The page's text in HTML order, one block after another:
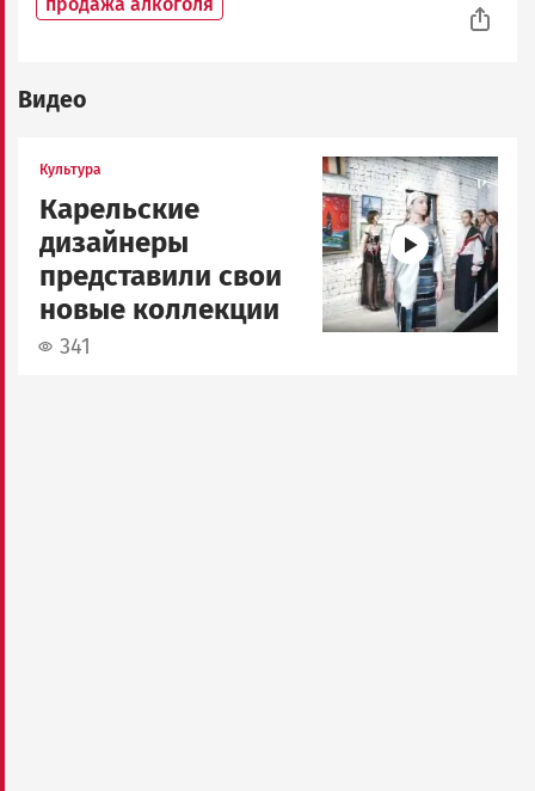
Видео
Культура
Карельские
дизайнеры
представили свои
новые коллекции
341
Image